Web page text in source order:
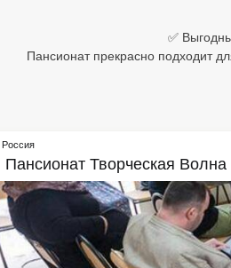
✅
Пансионат прекрасно подходит
Россия
Пансионат Творческая Волна